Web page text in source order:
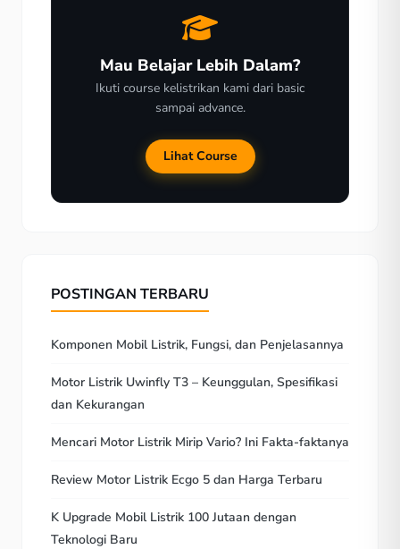
Mau Belajar Lebih Dalam?
Ikuti course kelistrikan kami dari basic
sampai advance.
Lihat Course
POSTINGAN TERBARU
Komponen Mobil Listrik, Fungsi, dan Penjelasannya
Motor Listrik Uwinfly T3 – Keunggulan, Spesifikasi
dan Kekurangan
Mencari Motor Listrik Mirip Vario? Ini Fakta-faktanya
Review Motor Listrik Ecgo 5 dan Harga Terbaru
K Upgrade Mobil Listrik 100 Jutaan dengan
Teknologi Baru